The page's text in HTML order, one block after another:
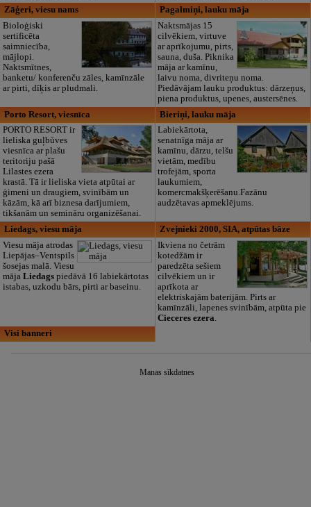
Zāģeri, viesu nams
Bioloģiski
sertificēta
saimniecība,
mājlopi.
Naktsmītnes,
banketu/ konferenču zāles, kamīnzāle
ar pirti, dīķis ar pludmali.
Pagalmiņi, lauku māja
Naktsmājas 15
cilvēkiem, virtuve
ar aprīkojumu, pirts,
sauna, duša. Piknika
māja ar kamīnu,
laivu noma, divriteņu noma.
Piedāvājam lauku produktus: dārzeņus,
piena produktus, upenes, austersēnes.
Porto Resort, viesnīca
PORTO RESORT ir
lieliska guļbūves
viesnīca ar plašu
teritoriju pašā
Lilastes ezera
krastā. Tā ir lieliska vieta atpūtai ar
ģimeni un draugiem, svinībām un
kāzām, kā arī biznesa darījumiem,
tikšanām un semināru organizēšanai.
Bieriņi, lauku māja
Labiekārtota,
senatnīga māja ar
kamīnu, dārzu, telšu
vietām, medību
trofejām, sporta
laukumiem,
komercmakšķerēšanu.Fazānu
audzētavas apmeklējums.
Liedags, viesu māja
Viesu māja atrodas
Liepājas–Ventspils
šosejas malā. Viesu
māja Liedagspiedāvā 16 labiekārtotas
istabas, uzkodu bārs, pirti ar baseinu.
Zvejnieki 2000, SIA, atpūtas bāze
Ikviena no četrām
kotedžām ir
paredzēta sešiem
cilvēkiem un ir
aprīkota ar
elektriskajām baterijām. Pirts ar
kamīnzāli, lapenes svinībām, atpūta pie
Cieceres ezera
Visi banneri
Manas sīkdatnes